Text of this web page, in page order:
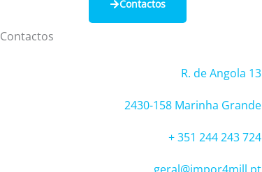
Contactos
Contactos
R. de Angola 13
2430-158 Marinha Grande
+ 351 244 243 724
geral@impor4mill.pt